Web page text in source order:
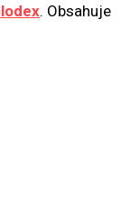
. Obsahuje